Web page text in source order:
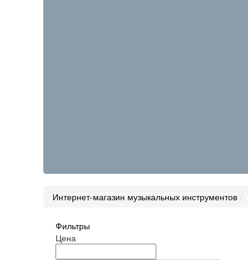
Интернет-магазин музыкальных инструментов
Фильтры
Цена